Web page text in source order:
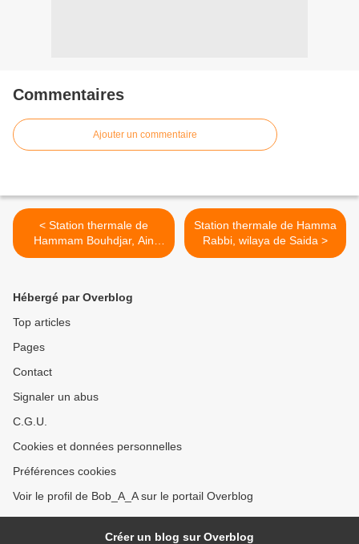
Commentaires
Ajouter un commentaire
< Station thermale de
Hammam Bouhdjar, Ain
temouchent
Station thermale de Hamma
Rabbi, wilaya de Saida >
Hébergé par Overblog
Top articles
Pages
Contact
Signaler un abus
C.G.U.
Cookies et données personnelles
Préférences cookies
Voir le profil de Bob_A_A sur le portail Overblog
Créer un blog sur Overblog